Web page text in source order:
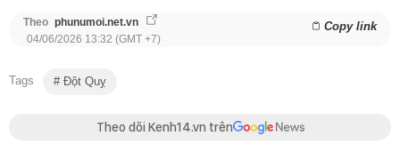
Theo phunumoi.net.vn Copy link
04/06/2026 13:32 (GMT +7)
Tags Đột Quỵ
Theo dõi Kenh14.vn trên